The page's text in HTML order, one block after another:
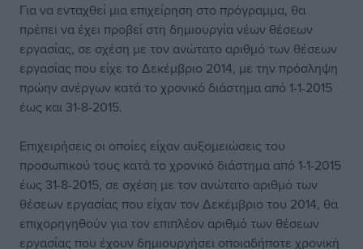
Για να ενταχθεί μια επιχείρηση στο πρόγραμμα, θα
πρέπει να έχει προβεί στη δημιουργία νέων θέσεων
εργασίας, σε σχέση με τον ανώτατο αριθμό των θέσεων
εργασίας που είχε το Δεκέμβριο 2014, με την πρόσληψη
πρώην ανέργων κατά το χρονικό διάστημα από 1-1-2015
έως και 31-8-2015.
Επιχειρήσεις οι οποίες είχαν αυξομειώσεις του
προσωπικού τους κατά το χρονικό διάστημα από 1-1-2015
έως 31-8-2015, σε σχέση με τον ανώτατο αριθμό των
θέσεων εργασίας που είχαν τον Δεκέμβριο του 2014, θα
επιχορηγηθούν για τον επιπλέον αριθμό των θέσεων
εργασίας που έχουν δημιουργήσει οποιαδήποτε χρονική